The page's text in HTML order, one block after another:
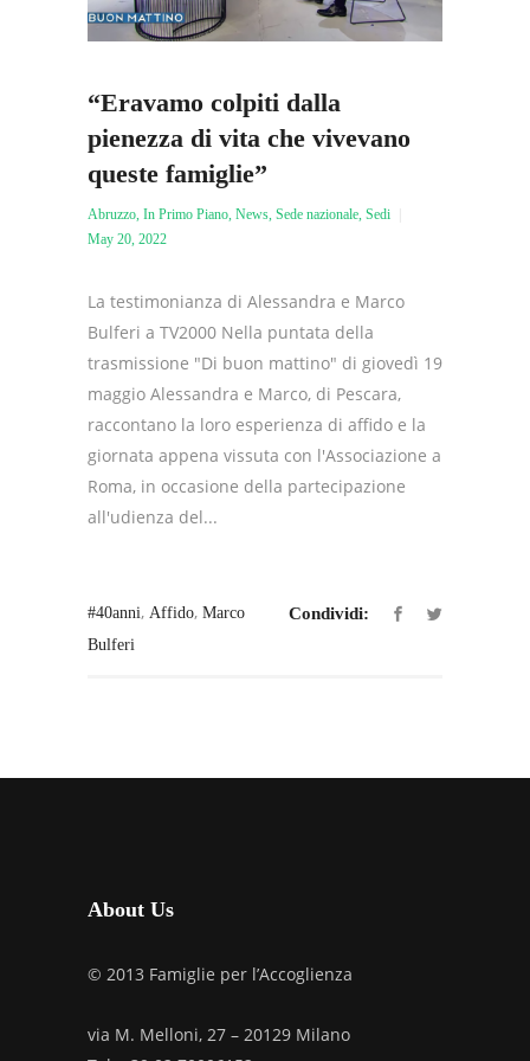
“Eravamo colpiti dalla
pienezza di vita che vivevano
queste famiglie”
Abruzzo In Primo Piano News Sede nazionale Sedi
May 20, 2022
La testimonianza di Alessandra e Marco
Bulferi a TV2000 Nella puntata della
trasmissione "Di buon mattino" di giovedì 19
maggio Alessandra e Marco, di Pescara,
raccontano la loro esperienza di affido e la
giornata appena vissuta con l'Associazione a
Roma, in occasione della partecipazione
all'udienza del...
#40anni, Affido, Marco
Bulferi
Condividi:
About Us
© 2013 Famiglie per l’Accoglienza
via M. Melloni, 27 – 20129 Milano